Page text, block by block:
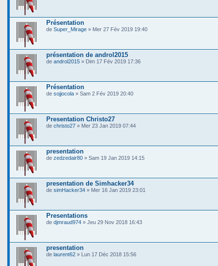
Présentation
de Super_Mirage » Mer 27 Fév 2019 19:40
présentation de androl2015
de androl2015 » Dim 17 Fév 2019 17:36
Présentation
de sojjocola » Sam 2 Fév 2019 20:40
Presentation Christo27
de christo27 » Mer 23 Jan 2019 07:44
presentation
de zedzedair80 » Sam 19 Jan 2019 14:15
presentation de Simhacker34
de simHacker34 » Mer 16 Jan 2019 23:01
Presentations
de djmraud974 » Jeu 29 Nov 2018 16:43
presentation
de laurent62 » Lun 17 Déc 2018 15:56